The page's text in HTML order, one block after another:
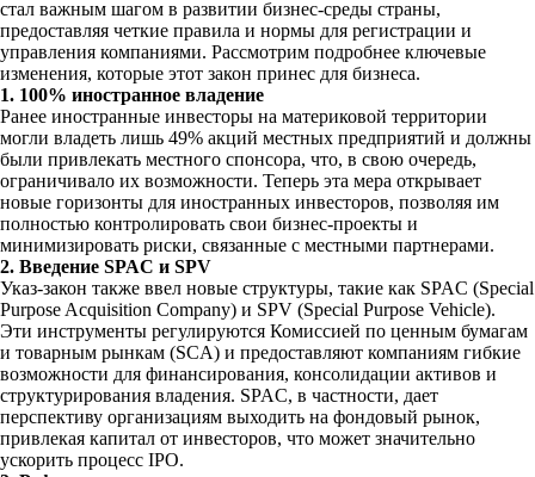
стал важным шагом в развитии бизнес-среды страны,
предоставляя четкие правила и нормы для регистрации и
управления компаниями. Рассмотрим подробнее ключевые
изменения, которые этот закон принес для бизнеса.
1. 100% иностранное владение
Ранее иностранные инвесторы на материковой территории
могли владеть лишь 49% акций местных предприятий и должны
были привлекать местного спонсора, что, в свою очередь,
ограничивало их возможности. Теперь эта мера открывает
новые горизонты для иностранных инвесторов, позволяя им
полностью контролировать свои бизнес-проекты и
минимизировать риски, связанные с местными партнерами.
2. Введение SPAC и SPV
Указ-закон также ввел новые структуры, такие как SPAC (Special
Purpose Acquisition Company) и SPV (Special Purpose Vehicle).
Эти инструменты регулируются Комиссией по ценным бумагам
и товарным рынкам (SCA) и предоставляют компаниям гибкие
возможности для финансирования, консолидации активов и
структурирования владения. SPAC, в частности, дает
перспективу организациям выходить на фондовый рынок,
привлекая капитал от инвесторов, что может значительно
ускорить процесс IPO.